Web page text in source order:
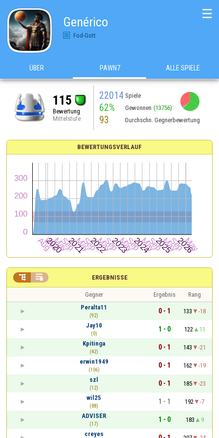
Genérico
Fod-Gott
☰
ÜBER PAWN7 ALLE SPIELE
115
Bewertung
Mittelstufe
22014 Spiele
62% Gewonnen (13756)
93 Durchschn. Gegnerbewertung
BEWERTUNGSVERLAUF
ERGEBNISSE
 
Gegner Ergebnis
Rang
Peralta11
(92)
0 - 1 133
-18
Jay10
(0)
1 - 0 122
11
Kpitinga
(42)
0 - 1 143
-21
erwin1949
(106)
0 - 1 162
-19
szl
(12)
0 - 1 185
-23
wil25
(88)
1 - 1 192
-7
ADVISER
(17)
1 - 0 183
9
creyes